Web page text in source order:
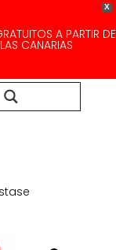
X
A PARTIR DE
CANARIAS